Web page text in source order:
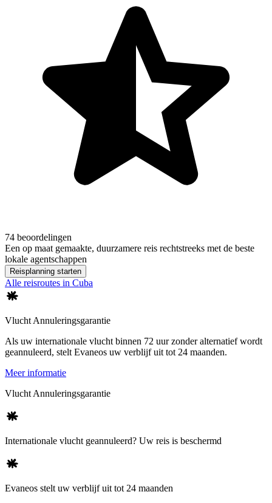
74 beoordelingen
Een op maat gemaakte, duurzamere reis rechtstreeks met de beste
lokale agentschappen
Reisplanning starten
Alle reisroutes in Cuba
Vlucht Annuleringsgarantie
Als uw internationale vlucht binnen 72 uur zonder alternatief wordt
geannuleerd, stelt Evaneos uw verblijf uit tot 24 maanden.
Meer informatie
Vlucht Annuleringsgarantie
Internationale vlucht geannuleerd? Uw reis is beschermd
Evaneos stelt uw verblijf uit tot 24 maanden